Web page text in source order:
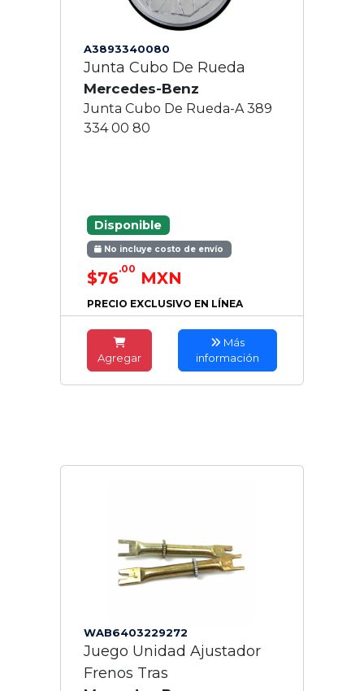
A3893340080
Junta Cubo De Rueda
Mercedes-Benz
Junta Cubo De Rueda-A 389
334 00 80
Disponible
No incluye costo de envío
$76.00 MXN
PRECIO EXCLUSIVO EN LÍNEA
Agregar
Más
información
WAB6403229272
Juego Unidad Ajustador
Frenos Tras